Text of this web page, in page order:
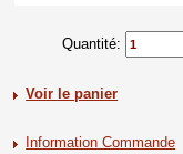
Quantité:
Voir le panier
Information Commande